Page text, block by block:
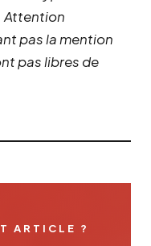
Attention
pas la mention
pas libres de
ARTICLE ?